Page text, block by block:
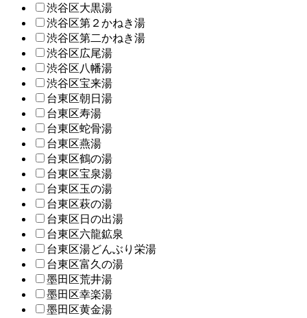
渋谷区大黒湯
渋谷区第２かねき湯
渋谷区第二かねき湯
渋谷区広尾湯
渋谷区八幡湯
渋谷区宝来湯
台東区朝日湯
台東区寿湯
台東区蛇骨湯
台東区燕湯
台東区鶴の湯
台東区宝泉湯
台東区玉の湯
台東区萩の湯
台東区日の出湯
台東区六龍鉱泉
台東区湯どんぶり栄湯
台東区富久の湯
墨田区荒井湯
墨田区幸楽湯
墨田区黄金湯